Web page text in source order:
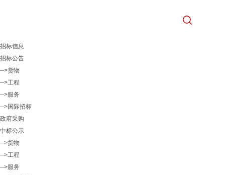
招标信息
招标公告
-->货物
-->工程
-->服务
-->国际招标
政府采购
中标公示
-->货物
-->工程
-->服务